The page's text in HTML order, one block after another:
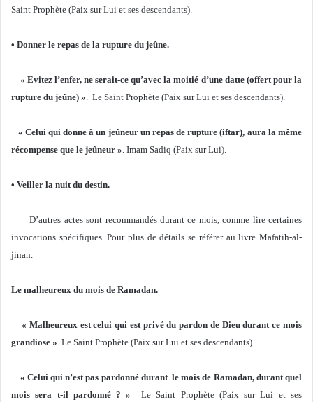
Saint Prophète (Paix sur Lui et ses descendants).
• Donner le repas de la rupture du jeûne.
« Evitez l’enfer, ne serait-ce qu’avec la moitié d’une datte (offert pour la
rupture du jeûne) » . Le Saint Prophète (Paix sur Lui et ses descendants).
« Celui qui donne à un jeûneur un repas de rupture (iftar), aura la même
récompense que le jeûneur » . Imam Sadiq (Paix sur Lui).
• Veiller la nuit du destin.
D’autres actes sont recommandés durant ce mois, comme lire certaines
invocations spécifiques. Pour plus de détails se référer au livre Mafatih-al-
jinan.
Le malheureux du mois de Ramadan.
« Malheureux est celui qui est privé du pardon de Dieu durant ce mois
grandiose » Le Saint Prophète (Paix sur Lui et ses descendants).
« Celui qui n’est pas pardonné durant le mois de Ramadan, durant quel
mois sera t-il pardonné ? » Le Saint Prophète (Paix sur Lui et ses